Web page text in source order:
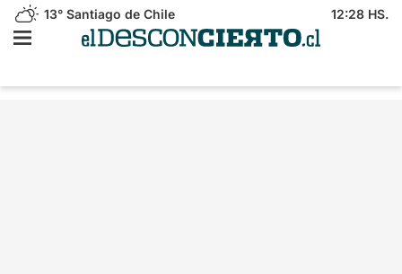
13° Santiago de Chile 12:28 HS.